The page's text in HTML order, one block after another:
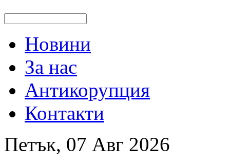
Новини
За нас
Антикорупция
Контакти
Петък, 07 Авг 2026